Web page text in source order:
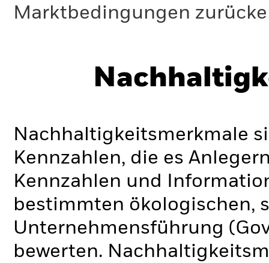
Marktbedingungen
Nachhaltigkeitsmerkmale
Kennzahlen, die es
Kennzahlen und
bestimmten ökologischen,
Unternehmensführung
bewerten.